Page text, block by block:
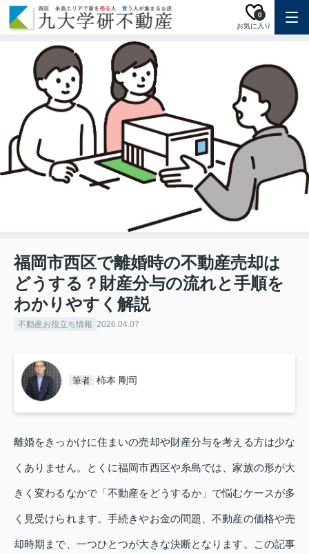
お気に入り
0
福岡市西区で離婚時の不動産売却は
どうする？財産分与の流れと手順を
わかりやすく解説
不動産お役立ち情報 2026.04.07
筆者 柿本 剛司
離婚をきっかけに住まいの売却や財産分与を考える方は少な
くありません。とくに福岡市西区や糸島では、家族の形が大
きく変わるなかで「不動産をどうするか」で悩むケースが多
く見受けられます。手続きやお金の問題、不動産の価格や売
却時期まで、一つひとつが大きな決断となります。この記事